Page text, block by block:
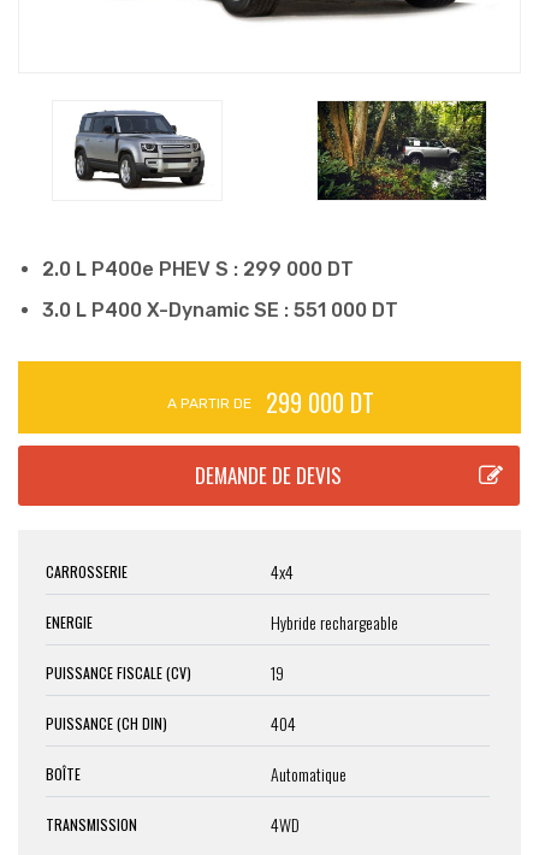
2.0 L P400e PHEV S : 299 000 DT
3.0 L P400 X-Dynamic SE : 551 000 DT
A PARTIR DE 299 000 DT
CARROSSERIE 4x4
ENERGIE Hybride rechargeable
PUISSANCE FISCALE (CV) 19
PUISSANCE (CH DIN) 404
BOÎTE Automatique
TRANSMISSION 4WD